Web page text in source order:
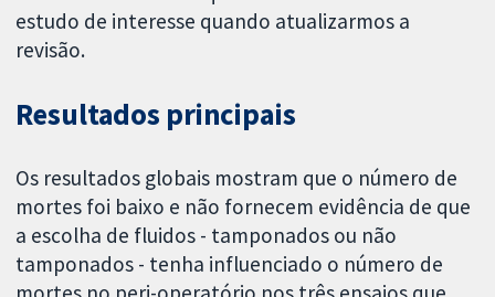
estudo de interesse quando atualizarmos a
revisão.
Resultados principais
Os resultados globais mostram que o número de
mortes foi baixo e não fornecem evidência de que
a escolha de fluidos - tamponados ou não
tamponados - tenha influenciado o número de